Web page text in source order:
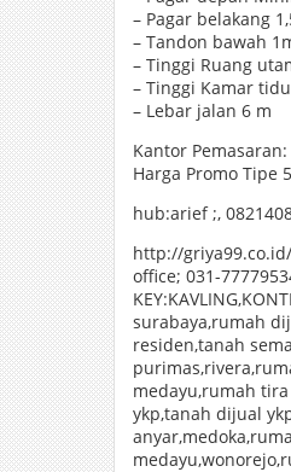
– Pagar belakang
– Tandon bawah
– Tinggi Ruang
– Tinggi Kamar
– Lebar jalan 6 m
Kantor Pemasaran:
Harga Promo Tipe
hub:arief ;,
http://
office; 031-
surabaya,rumah
residen,tanah
medayu,rumah
ykp,tanah dijual